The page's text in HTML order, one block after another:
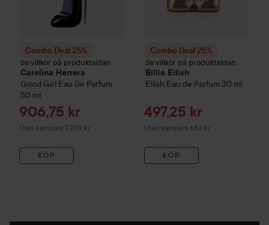
Combo Deal 25%
Se villkor på produktsidan
Carolina Herrera
Good Girl Eau De Parfum
50 ml
Reapris
906,75 kr
Utan kampanj 1 209 kr
KÖP
Combo Deal 25%
Se villkor på produktsidan
Billie Eilish
Eilish Eau de Parfum 30 ml
Reapris
497,25 kr
Utan kampanj 663 kr
KÖP